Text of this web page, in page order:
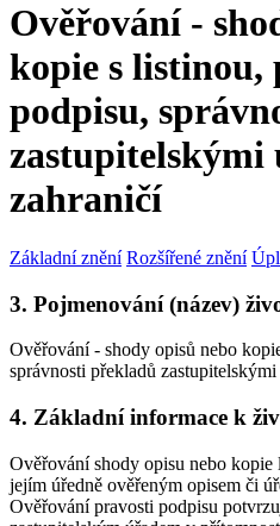
Ověřování -
kopie s listinou,
podpisu,
zastupitelskými
zahraničí
Základní znění Rozšířené znění
3. Pojmenování (název)
Ověřování - shody opisů nebo
správnosti překladů
4. Základní informace k
Ověřování shody opisu nebo
jejím úředně ověřeným opisem či
Ověřování pravosti podpisu